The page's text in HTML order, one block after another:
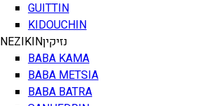
GUITTIN
KIDOUCHIN
NEZIKINנזיקין
BABA KAMA
BABA METSIA
BABA BATRA